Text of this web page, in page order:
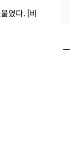
였다. [비